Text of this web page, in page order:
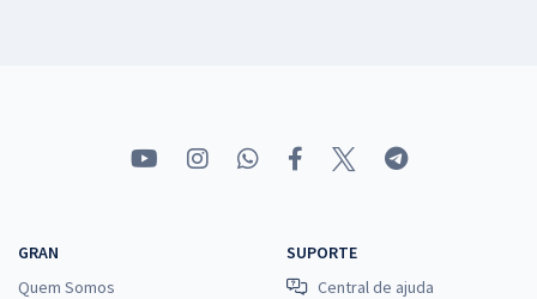
GRAN
Quem Somos
SUPORTE
Central de ajuda